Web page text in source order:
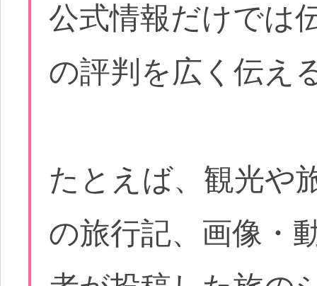
公式情報だけでは
の評判を広く伝え
たとえば、観光や
の旅行記、画像・